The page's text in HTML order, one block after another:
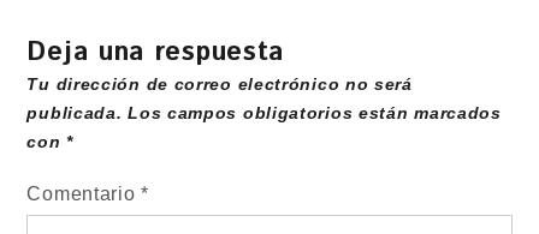
Deja una respuesta
Tu dirección de correo electrónico no será
publicada. Los campos obligatorios están marcados
con*
Comentario*